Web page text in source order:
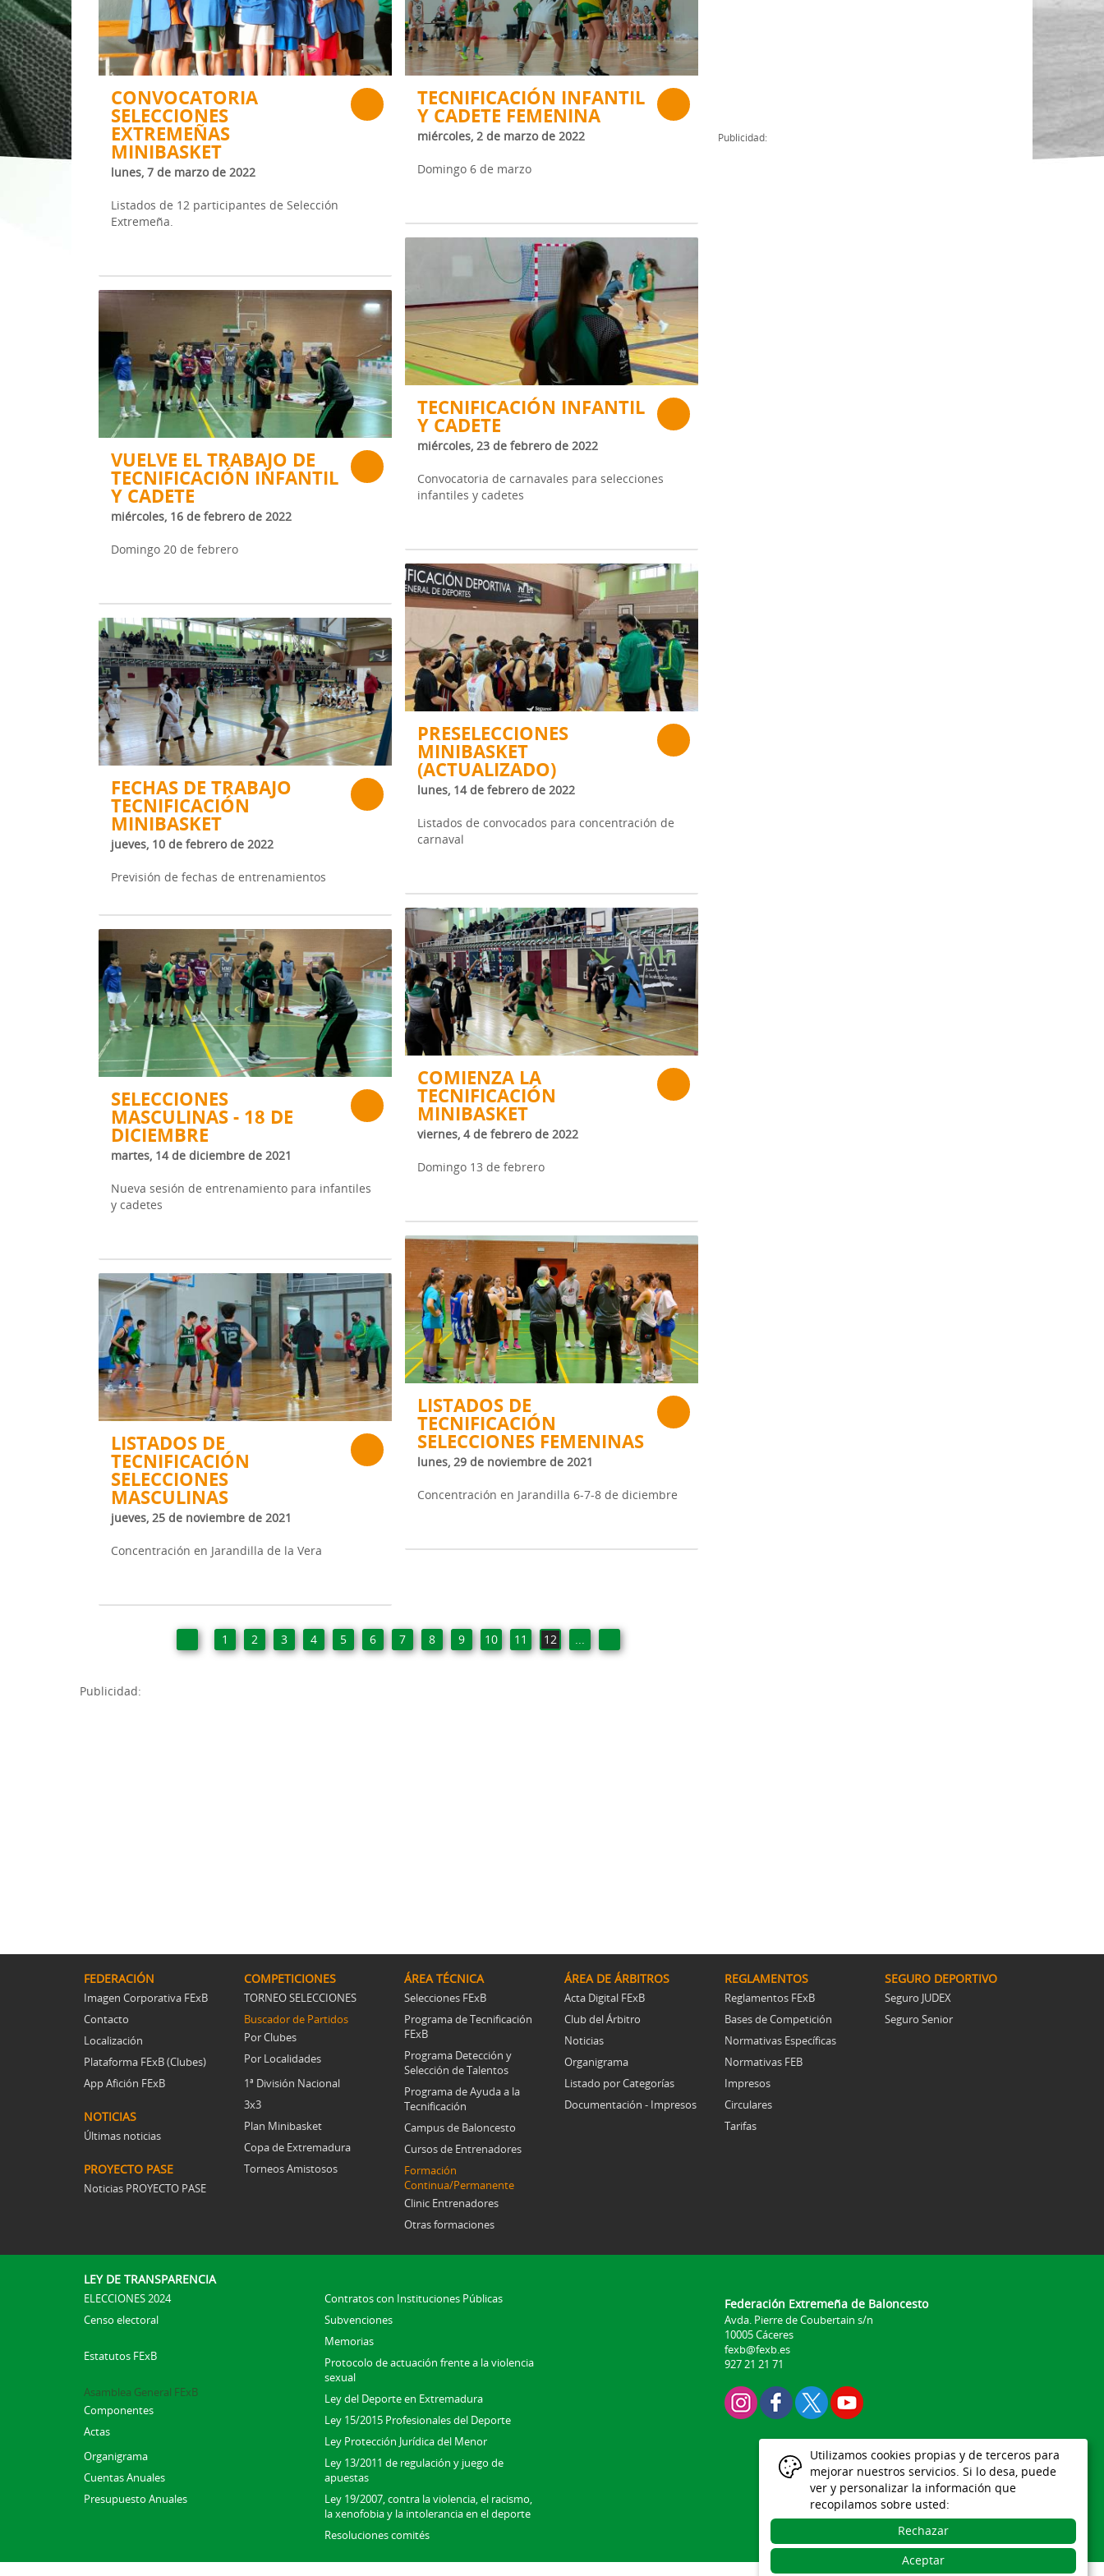
1ª División Nacional
3x3
Copa de Extremadura
Formación Continua/Permanente
Clinic Entrenadores
Tarifas
Subvenciones
CONVOCATORIA
SELECCIONES
EXTREMEÑAS
MINIBASKET
lunes, 7 de marzo de 2022
Listados de 12 participantes de Selección
Extremeña.
TECNIFICACIÓN INFANTIL
Y CADETE FEMENINA
miércoles, 2 de marzo de 2022
Domingo 6 de marzo
TECNIFICACIÓN INFANTIL
Y CADETE
miércoles, 23 de febrero de 2022
Convocatoria de carnavales para selecciones
infantiles y cadetes
VUELVE EL TRABAJO DE
TECNIFICACIÓN INFANTIL
Y CADETE
miércoles, 16 de febrero de 2022
Domingo 20 de febrero
PRESELECCIONES
MINIBASKET
(ACTUALIZADO)
lunes, 14 de febrero de 2022
Listados de convocados para concentración de
carnaval
FECHAS DE TRABAJO
TECNIFICACIÓN
MINIBASKET
jueves, 10 de febrero de 2022
Previsión de fechas de entrenamientos
COMIENZA LA
TECNIFICACIÓN
MINIBASKET
viernes, 4 de febrero de 2022
Domingo 13 de febrero
SELECCIONES
MASCULINAS - 18 DE
DICIEMBRE
martes, 14 de diciembre de 2021
Nueva sesión de entrenamiento para infantiles
y cadetes
LISTADOS DE
TECNIFICACIÓN
SELECCIONES FEMENINAS
lunes, 29 de noviembre de 2021
Concentración en Jarandilla 6-7-8 de diciembre
LISTADOS DE
TECNIFICACIÓN
SELECCIONES
MASCULINAS
jueves, 25 de noviembre de 2021
Concentración en Jarandilla de la Vera
1 2 3 4 5 6 7 8 9 10 11 12 ...
Publicidad:
Publicidad:
FEDERACIÓN
Imagen Corporativa FExB
Contacto
Localización
Plataforma FExB (Clubes)
App Afición FExB
NOTICIAS
Últimas noticias
PROYECTO PASE
Noticias PROYECTO PASE
COMPETICIONES
TORNEO SELECCIONES
Buscador de Partidos
Por Clubes
Por Localidades
1ª División Nacional
3x3
Plan Minibasket
Copa de Extremadura
Torneos Amistosos
ÁREA TÉCNICA
Selecciones FExB
Programa de Tecnificación
FExB
Programa Detección y
Selección de Talentos
Programa de Ayuda a la
Tecnificación
Campus de Baloncesto
Cursos de Entrenadores
Formación
Continua/Permanente
Clinic Entrenadores
Otras formaciones
ÁREA DE ÁRBITROS
Acta Digital FExB
Club del Árbitro
Noticias
Organigrama
Listado por Categorías
Documentación - Impresos
REGLAMENTOS
Reglamentos FExB
Bases de Competición
Normativas Específicas
Normativas FEB
Impresos
Circulares
Tarifas
SEGURO DEPORTIVO
Seguro JUDEX
Seguro Senior
LEY DE TRANSPARENCIA
ELECCIONES 2024
Censo electoral
Estatutos FExB
Asamblea General FExB
Componentes
Actas
Organigrama
Cuentas Anuales
Presupuesto Anuales
Contratos con Instituciones Públicas
Subvenciones
Memorias
Protocolo de actuación frente a la violencia
sexual
Ley del Deporte en Extremadura
Ley 15/2015 Profesionales del Deporte
Ley Protección Jurídica del Menor
Ley 13/2011 de regulación y juego de
apuestas
Ley 19/2007, contra la violencia, el racismo,
la xenofobia y la intolerancia en el deporte
Resoluciones comités
Federación Extremeña de Baloncesto
Avda. Pierre de Coubertain s/n
10005 Cáceres
fexb@fexb.es
927 21 21 71
Utilizamos cookies propias y de terceros para
mejorar nuestros servicios. Si lo desa, puede
ver y personalizar la información que
recopilamos sobre usted:
Rechazar
Aceptar